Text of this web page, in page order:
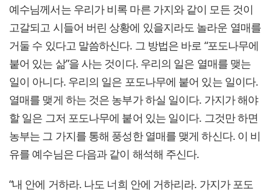
예수님께서는 우리가 비록 마른 가지와 같이 모든 것이
고갈되고 시들어 버린 상황에 있을지라도 놀라운 열매를
거둘 수 있다고 말씀하신다. 그 방법은 바로 “포도나무에
붙어 있는 삶”을 사는 것이다. 우리의 일은 열매를 맺는
일이 아니다. 우리의 일은 포도나무에 붙어 있는 일이다.
열매를 맺게 하는 것은 농부가 하실 일이다. 가지가 해야
할 일은 그저 포도나무에 붙어 있는 일이다. 그것만 하면
농부는 그 가지를 통해 풍성한 열매를 맺게 하신다. 이 비
유를 예수님은 다음과 같이 해석해 주신다.
“내 안에 거하라. 나도 너희 안에 거하리라. 가지가 포도